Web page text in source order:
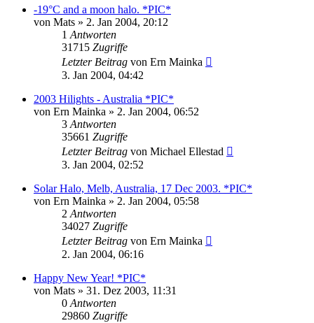
-19°C and a moon halo. *PIC*
von Mats » 2. Jan 2004, 20:12
1 Antworten
31715 Zugriffe
Letzter Beitrag von Ern Mainka
3. Jan 2004, 04:42
2003 Hilights - Australia *PIC*
von Ern Mainka » 2. Jan 2004, 06:52
3 Antworten
35661 Zugriffe
Letzter Beitrag von Michael Ellestad
3. Jan 2004, 02:52
Solar Halo, Melb, Australia, 17 Dec 2003. *PIC*
von Ern Mainka » 2. Jan 2004, 05:58
2 Antworten
34027 Zugriffe
Letzter Beitrag von Ern Mainka
2. Jan 2004, 06:16
Happy New Year! *PIC*
von Mats » 31. Dez 2003, 11:31
0 Antworten
29860 Zugriffe